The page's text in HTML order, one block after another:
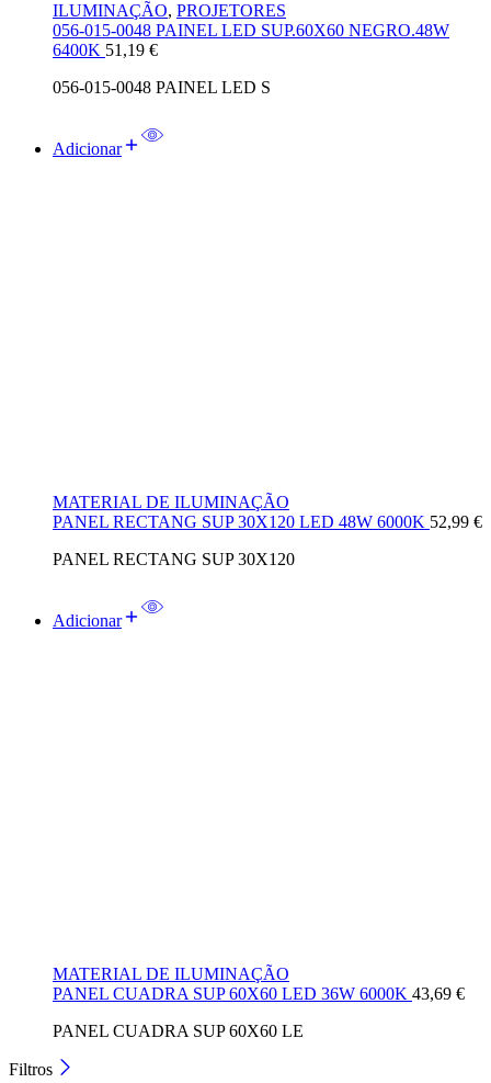
ILUMINAÇÃO, PROJETORES
056-015-0048 PAINEL LED SUP.60X60 NEGRO.48W
6400K 51,19 €
056-015-0048 PAINEL LED S
Adicionar
MATERIAL DE ILUMINAÇÃO
PANEL RECTANG SUP 30X120 LED 48W 6000K 52,99 €
PANEL RECTANG SUP 30X120
Adicionar
MATERIAL DE ILUMINAÇÃO
PANEL CUADRA SUP 60X60 LED 36W 6000K 43,69 €
PANEL CUADRA SUP 60X60 LE
Filtros